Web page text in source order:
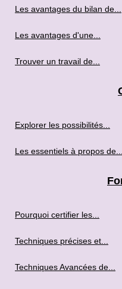
Les avantages du bilan de...
Les avantages d'une...
Trouver un travail de...
Explorer les possibilités...
Les essentiels à propos de...
Pourquoi certifier les...
Techniques précises et...
Techniques Avancées de...